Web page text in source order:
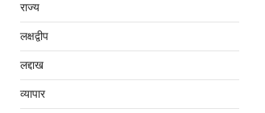
राज्य
लक्षद्वीप
लद्दाख
व्यापार